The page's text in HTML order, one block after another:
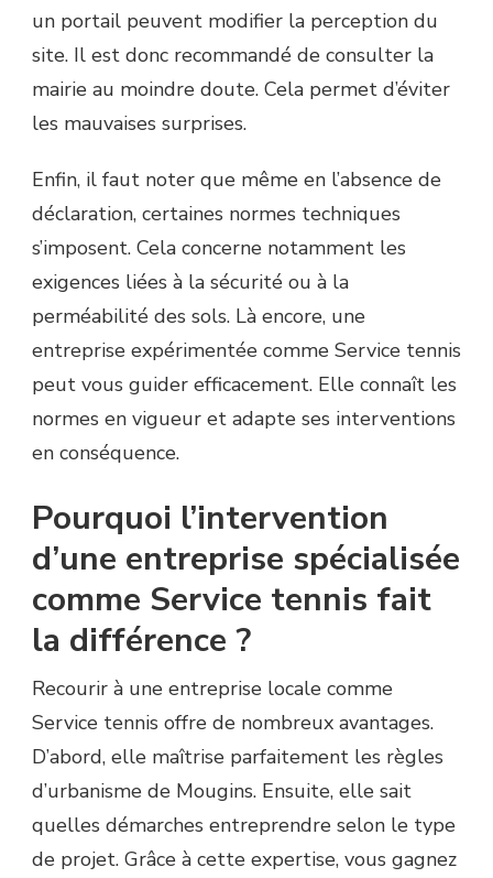
un portail peuvent modifier la perception du
site. Il est donc recommandé de consulter la
mairie au moindre doute. Cela permet d’éviter
les mauvaises surprises.
Enfin, il faut noter que même en l’absence de
déclaration, certaines normes techniques
s’imposent. Cela concerne notamment les
exigences liées à la sécurité ou à la
perméabilité des sols. Là encore, une
entreprise expérimentée comme Service tennis
peut vous guider efficacement. Elle connaît les
normes en vigueur et adapte ses interventions
en conséquence.
Pourquoi l’intervention
d’une entreprise spécialisée
comme Service tennis fait
la différence ?
Recourir à une entreprise locale comme
Service tennis offre de nombreux avantages.
D’abord, elle maîtrise parfaitement les règles
d’urbanisme de Mougins. Ensuite, elle sait
quelles démarches entreprendre selon le type
de projet. Grâce à cette expertise, vous gagnez